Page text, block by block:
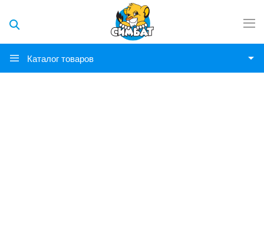
Каталог товаров